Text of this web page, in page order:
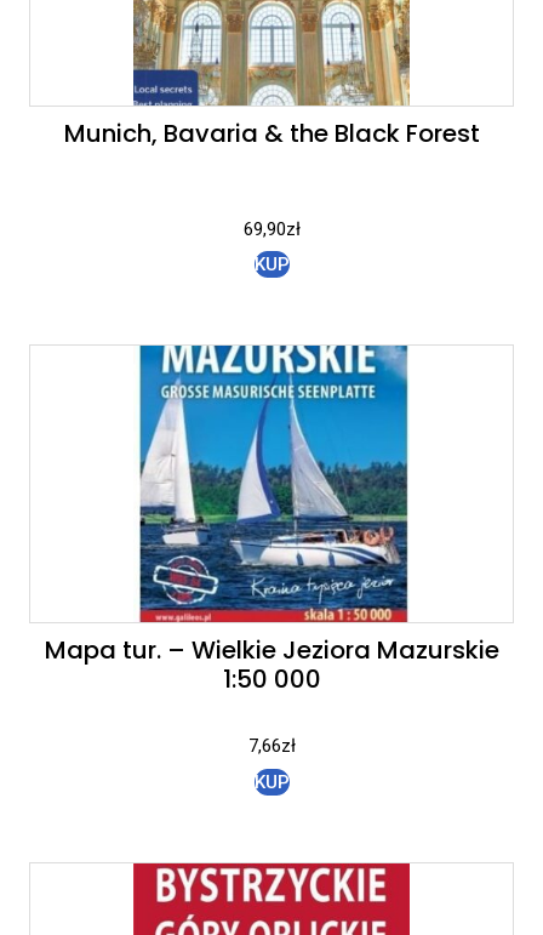
Munich, Bavaria & the Black Forest
69,90zł
KUP
Mapa tur. – Wielkie Jeziora Mazurskie
1:50 000
7,66zł
KUP